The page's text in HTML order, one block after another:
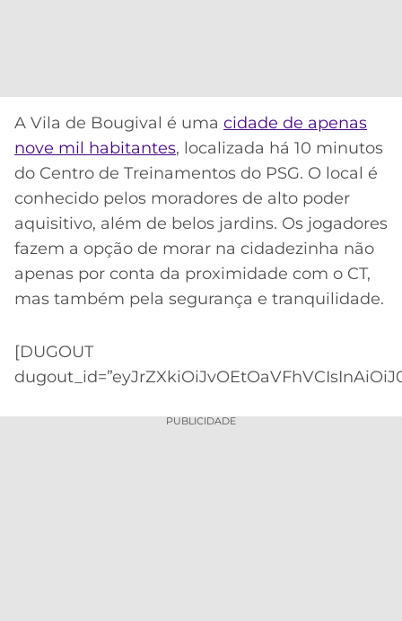
MG
CRUZEIRO
A Vila de Bougival é uma cidade de apenas
nove mil habitantes, localizada há 10 minutos
do Centro de Treinamentos do PSG. O local é
conhecido pelos moradores de alto poder
aquisitivo, além de belos jardins. Os jogadores
fazem a opção de morar na cidadezinha não
apenas por conta da proximidade com o CT,
mas também pela segurança e tranquilidade.
[DUGOUT
PUBLICIDADE